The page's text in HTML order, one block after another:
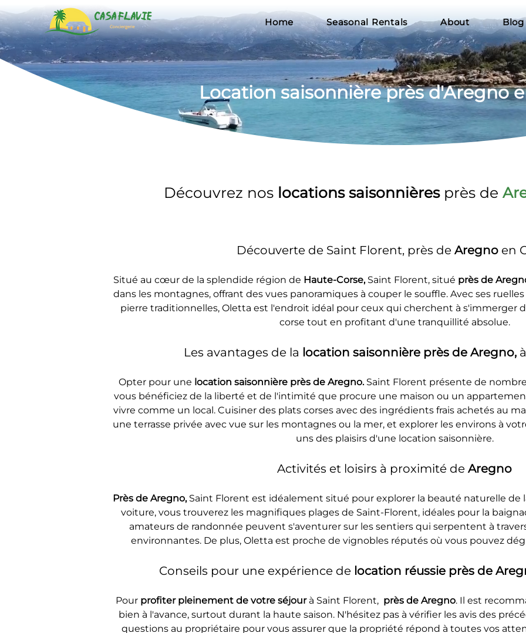
Home Seasonal Rentals About Blog
Location saisonnière près d'Aregno
Découvrez nos locations saisonnières près de
Découverte de Saint Florent, près de Aregno en
Situé au cœur de la splendide région de Haute-Corse, Saint Florent, situé près de
dans les montagnes, offrant des vues panoramiques à couper le souffle. Avec ses
pierre traditionnelles, Oletta est l'endroit idéal pour ceux qui cherchent à s'immerger
corse tout en profitant d'une tranquillité absolue.
Les avantages de la location saisonnière près de Aregno,
Opter pour une location saisonnière près de Aregno. Saint Florent présente de
vous bénéficiez de la liberté et de l'intimité que procure une maison ou un
vivre comme un local. Cuisiner des plats corses avec des ingrédients frais achetés au
une terrasse privée avec vue sur les montagnes ou la mer, et explorer les environs à
uns des plaisirs d'une location saisonnière.
Activités et loisirs à proximité de Aregno
Près de Aregno, Saint Florent est idéalement situé pour explorer la beauté naturelle de
voiture, vous trouverez les magnifiques plages de Saint-Florent, idéales pour la
amateurs de randonnée peuvent s'aventurer sur les sentiers qui serpentent à
environnantes. De plus, Oletta est proche de vignobles réputés où vous pouvez
Conseils pour une expérience de location réussie près de
Pour profiter pleinement de votre séjour à Saint Florent, près de Aregno. Il est
bien à l'avance, surtout durant la haute saison. N'hésitez pas à vérifier les avis des
questions au propriétaire pour vous assurer que la propriété répond à toutes vos